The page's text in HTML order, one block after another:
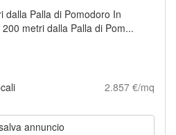
dalla Palla di Pomodoro In
metri dalla Palla di Pom...
2.857 €/mq
annuncio